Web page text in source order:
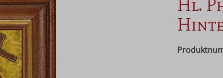
Hl.